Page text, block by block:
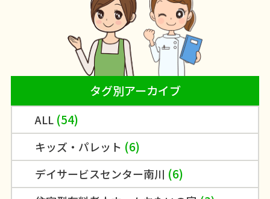
タグ別アーカイブ
ALL (54)
キッズ・パレット (6)
デイサービスセンター南川 (6)